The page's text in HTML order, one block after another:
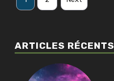
ARTICLES RÉCENTS